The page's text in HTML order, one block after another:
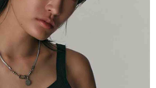
享後付 」之結帳頁面顯示為準，若有關於
款等相關疑問，請聯繫「AFTEE先享後付
support/home
提供之「AFTEE先享後付」服務完成之交
個人資料，並將交易相關給付款項請求債